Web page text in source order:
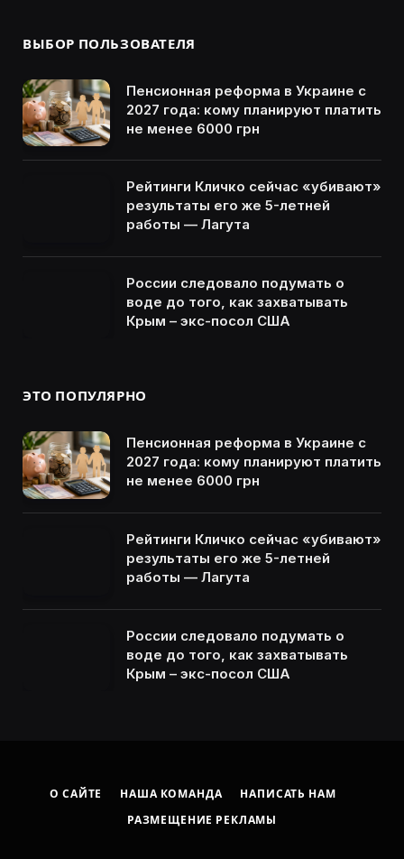
ВЫБОР ПОЛЬЗОВАТЕЛЯ
Пенсионная реформа в Украине с
2027 года: кому планируют платить
не менее 6000 грн
Рейтинги Кличко сейчас «убивают»
результаты его же 5-летней
работы — Лагута
России следовало подумать о
воде до того, как захватывать
Крым – экс-посол США
ЭТО ПОПУЛЯРНО
Пенсионная реформа в Украине с
2027 года: кому планируют платить
не менее 6000 грн
Рейтинги Кличко сейчас «убивают»
результаты его же 5-летней
работы — Лагута
России следовало подумать о
воде до того, как захватывать
Крым – экс-посол США
О САЙТЕ НАША КОМАНДА
НАПИСАТЬ НАМ
РАЗМЕЩЕНИЕ РЕКЛАМЫ